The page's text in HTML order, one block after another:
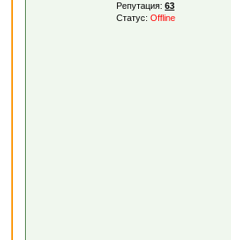
Репутация: 63
Статус: Offline